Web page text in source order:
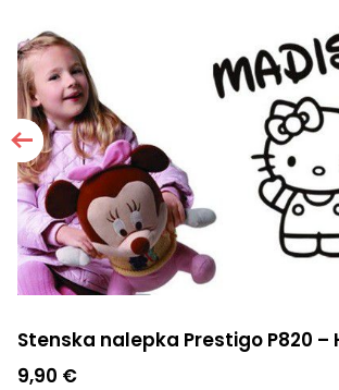
Stenska nalepka Prestigo P820 –
9,90 €